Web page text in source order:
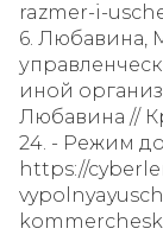
razmer-i-
6. Любавина,
иной
Любавина //
24. - Режим
https://